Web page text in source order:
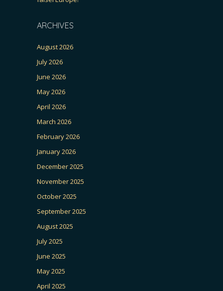
ARCHIVES
August 2026
July 2026
June 2026
May 2026
April 2026
March 2026
February 2026
January 2026
December 2025
November 2025
October 2025
September 2025
August 2025
July 2025
June 2025
May 2025
April 2025